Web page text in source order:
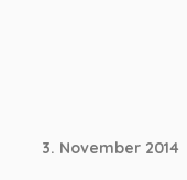
3. November 2014